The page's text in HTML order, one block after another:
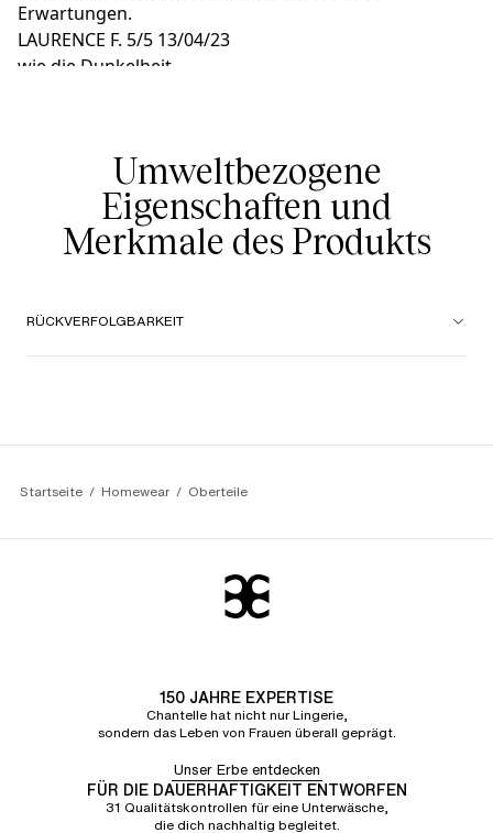
Erwartungen.
LAURENCE F. 5/5 13/04/23
wie die Dunkelheit
Umweltbezogene
Eigenschaften und
Merkmale des Produkts
RÜCKVERFOLGBARKEIT
Startseite Homewear Oberteile
150 JAHRE EXPERTISE
Chantelle hat nicht nur Lingerie,
sondern das Leben von Frauen überall geprägt.
Unser Erbe entdecken
FÜR DIE DAUERHAFTIGKEIT ENTWORFEN
31 Qualitätskontrollen für eine Unterwäsche,
die dich nachhaltig begleitet.